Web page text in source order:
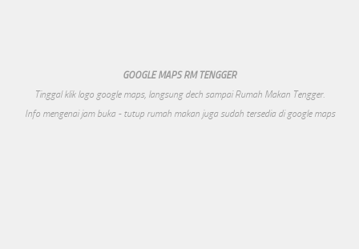
GOOGLE MAPS RM TENGGER
Tinggal klik logo google maps, langsung dech sampai Rumah Makan Tengger.
Info mengenai jam buka - tutup rumah makan juga sudah tersedia di google maps